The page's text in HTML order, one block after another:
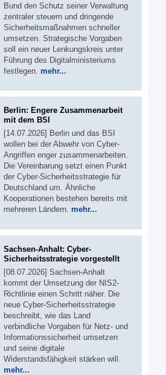
Bund den Schutz seiner Verwaltung
zentraler steuern und dringende
Sicherheitsmaßnahmen schneller
umsetzen. Strategische Vorgaben
soll ein neuer Lenkungskreis unter
Führung des Digitalministeriums
festlegen. mehr...
Berlin: Engere Zusammenarbeit
mit dem BSI
[14.07.2026] Berlin und das BSI
wollen bei der Abwehr von Cyber-
Angriffen enger zusammenarbeiten.
Die Vereinbarung setzt einen Punkt
der Cyber-Sicherheitsstrategie für
Deutschland um. Ähnliche
Kooperationen bestehen bereits mit
mehreren Ländern. mehr...
Sachsen-Anhalt: Cyber-
Sicherheitsstrategie vorgestellt
[08.07.2026] Sachsen-Anhalt
kommt der Umsetzung der NIS2-
Richtlinie einen Schritt näher. Die
neue Cyber-Sicherheitsstrategie
beschreibt, wie das Land
verbindliche Vorgaben für Netz- und
Informationssicherheit umsetzen
und seine digitale
Widerstandsfähigkeit stärken will.
mehr...